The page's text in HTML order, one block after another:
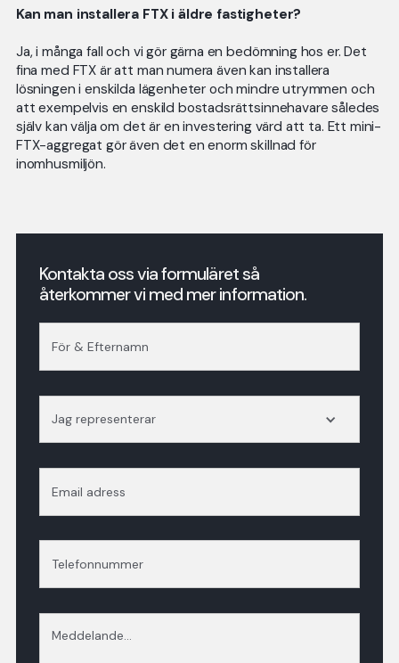
Kan man installera FTX i äldre fastigheter?
Ja, i många fall och vi gör gärna en bedömning hos er. Det
fina med FTX är att man numera även kan installera
lösningen i enskilda lägenheter och mindre utrymmen och
att exempelvis en enskild bostadsrättsinnehavare således
själv kan välja om det är en investering värd att ta. Ett mini-
FTX-aggregat gör även det en enorm skillnad för
inomhusmiljön.
Kontakta oss via formuläret så
återkommer vi med mer information.